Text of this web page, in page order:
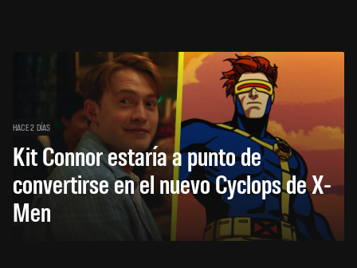
HACE 2 DÍAS
Kit Connor estaría a punto de
convertirse en el nuevo Cyclops de X-
Men